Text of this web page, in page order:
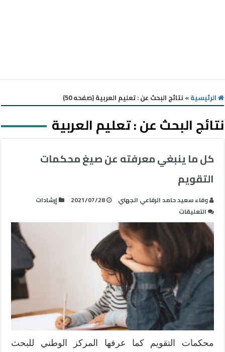
الرئيسية» نتائج البحث عن : تعليم العربية (صفحه 50)
نتائج البحث عن :تعليم العربية
كل ما ينبغي معرفته عن صيغ محكمات
التقويم
وفاء سعيد حامد الرفاعي الجهني 2021/07/28
إرشادات
التعليقات
كل
ما
ينبغي
معرفته
صيغ
محكمات
التقويم
مغلقة
محكمات التقويم كما عرفها المركز الوطني للبحث